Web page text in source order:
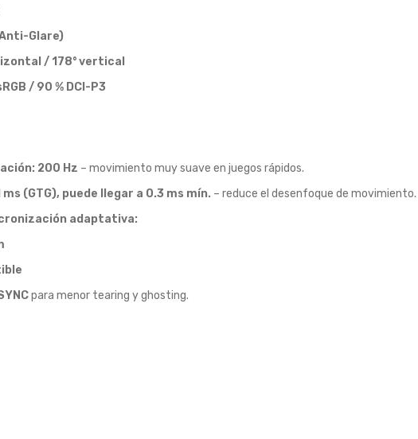
Glare)
/ 178° vertical
/ 90 % DCI-P3
200 Hz – movimiento muy suave en juegos rápidos.
ms (GTG), puede llegar a 0.3 ms mín. – reduce el desenfoque de movimiento.
adaptativa:
para menor tearing y ghosting.